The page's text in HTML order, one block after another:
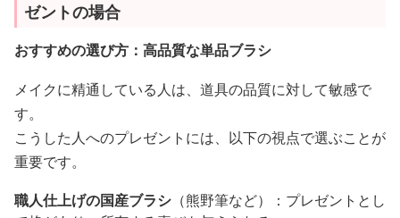
ゼントの場合
おすすめの選び方：高品質な単品ブラシ
メイクに精通している人は、道具の品質に対して敏感で
す。
こうした人へのプレゼントには、以下の視点で選ぶことが
重要です。
職人仕上げの国産ブラシ （熊野筆など）：プレゼントとし